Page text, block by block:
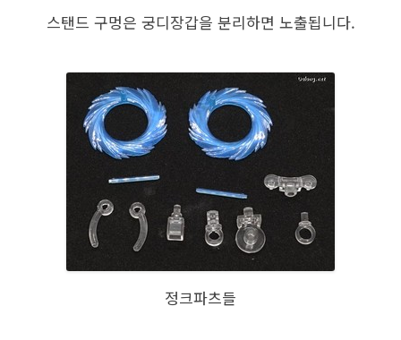
스탠드 구멍은 궁디장갑을 분리하면 노출됩니다.
정크파츠들